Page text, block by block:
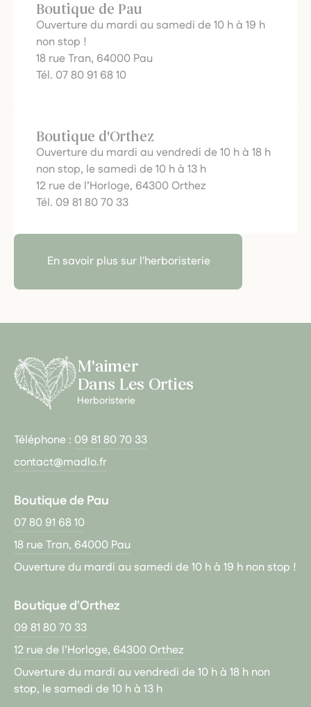
Boutique de Pau
Ouverture du mardi au samedi de 10 h à 19 h
non stop !
18 rue Tran, 64000 Pau
Tél. 07 80 91 68 10
Boutique d'Orthez
Ouverture du mardi au vendredi de 10 h à 18 h
non stop, le samedi de 10 h à 13 h
12 rue de l’Horloge, 64300 Orthez
Tél. 09 81 80 70 33
En savoir plus sur l'herboristerie
M'aimer
Dans Les Orties
Herboristerie
Téléphone : 09 81 80 70 33
contact@madlo.fr
Boutique de Pau
07 80 91 68 10
18 rue Tran, 64000 Pau
Ouverture du mardi au samedi de 10 h à 19 h non stop !
Boutique d'Orthez
09 81 80 70 33
12 rue de l’Horloge, 64300 Orthez
Ouverture du mardi au vendredi de 10 h à 18 h non
stop, le samedi de 10 h à 13 h